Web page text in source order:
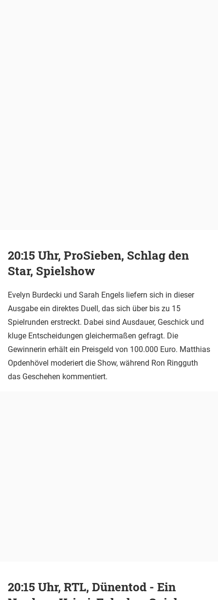
20:15 Uhr, ProSieben, Schlag den
Star, Spielshow
Evelyn Burdecki und Sarah Engels liefern sich in dieser
Ausgabe ein direktes Duell, das sich über bis zu 15
Spielrunden erstreckt. Dabei sind Ausdauer, Geschick und
kluge Entscheidungen gleichermaßen gefragt. Die
Gewinnerin erhält ein Preisgeld von 100.000 Euro. Matthias
Opdenhövel moderiert die Show, während Ron Ringguth
das Geschehen kommentiert.
20:15 Uhr, RTL, Dünentod - Ein